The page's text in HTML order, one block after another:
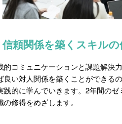
頼関係を築くスキルの
コミュニケーションと課題解決
い対人関係を築くことができる
践的に学んでいきます。2年間の
修得をめざします。